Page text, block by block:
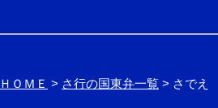
ＨＯＭＥ > さ行の国東弁一覧 > さでえ